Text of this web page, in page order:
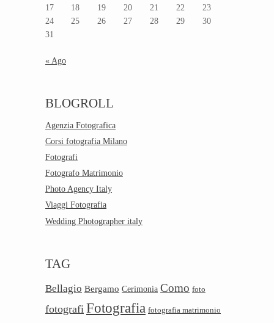
17
18 19 20 21 22
23
24
25 26 27 28 29
30
31
« Ago
BLOGROLL
Agenzia Fotografica
Corsi fotografia Milano
Fotografi
Fotografo Matrimonio
Photo Agency Italy
Viaggi Fotografia
Wedding Photographer italy
TAG
Bellagio Bergamo Cerimonia Como foto
fotografi Fotografia fotografia matrimonio